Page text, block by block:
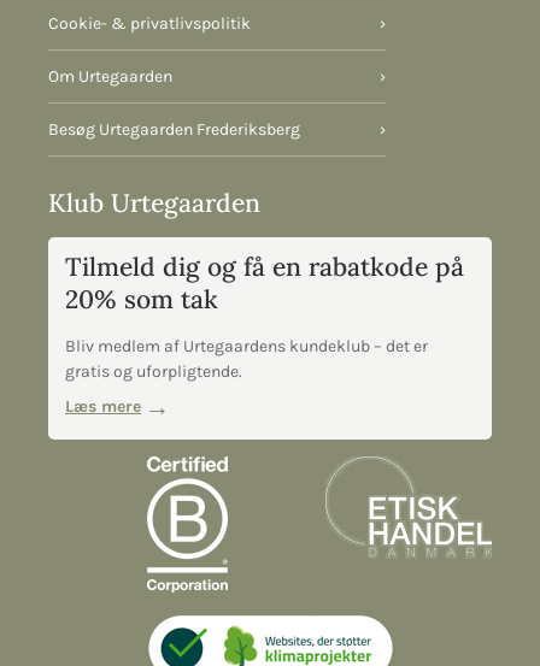
Cookie- & privatlivspolitik ›
Om Urtegaarden ›
Besøg Urtegaarden Frederiksberg ›
Klub Urtegaarden
Tilmeld dig og få en rabatkode på
20% som tak
Bliv medlem af Urtegaardens kundeklub – det er
gratis og uforpligtende.
Læs mere